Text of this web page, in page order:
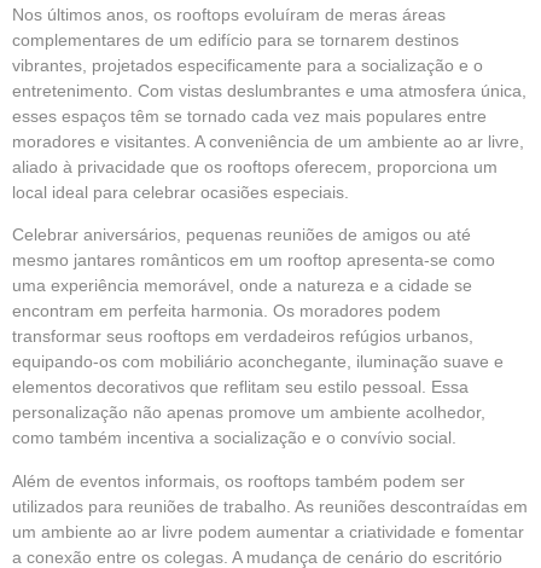
Nos últimos anos, os rooftops evoluíram de meras áreas
complementares de um edifício para se tornarem destinos
vibrantes, projetados especificamente para a socialização e o
entretenimento. Com vistas deslumbrantes e uma atmosfera única,
esses espaços têm se tornado cada vez mais populares entre
moradores e visitantes. A conveniência de um ambiente ao ar livre,
aliado à privacidade que os rooftops oferecem, proporciona um
local ideal para celebrar ocasiões especiais.
Celebrar aniversários, pequenas reuniões de amigos ou até
mesmo jantares românticos em um rooftop apresenta-se como
uma experiência memorável, onde a natureza e a cidade se
encontram em perfeita harmonia. Os moradores podem
transformar seus rooftops em verdadeiros refúgios urbanos,
equipando-os com mobiliário aconchegante, iluminação suave e
elementos decorativos que reflitam seu estilo pessoal. Essa
personalização não apenas promove um ambiente acolhedor,
como também incentiva a socialização e o convívio social.
Além de eventos informais, os rooftops também podem ser
utilizados para reuniões de trabalho. As reuniões descontraídas em
um ambiente ao ar livre podem aumentar a criatividade e fomentar
a conexão entre os colegas. A mudança de cenário do escritório